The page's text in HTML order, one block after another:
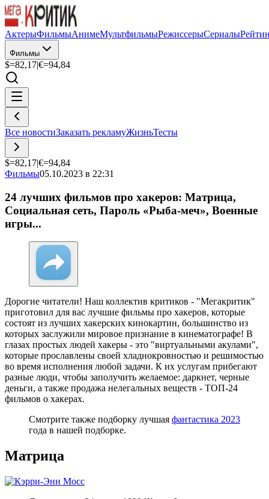
АктерыФильмыАнимеМультфильмыРежиссерыСериалы
Фильмы
$=82,17|€=94,84
Все новостиЗаказать рекламуЖизньТесты
$=82,17|€=94,84
Фильмы05.10.2023 в 22:31
24 лучших фильмов про хакеров: Матрица,
Социальная сеть, Пароль «Рыба-меч», Военные
игры...
Дорогие читатели! Наш коллектив критиков - "Мегакритик"
приготовил для вас лучшие фильмы про хакеров, которые
состоят из лучших хакерских кинокартин, большинство из
которых заслужили мировое признание в кинематографе! В
глазах простых людей хакеры - это "виртуальными акулами",
которые прославлены своей хладнокровностью и решимостью
во время исполнения любой задачи. К их услугам прибегают
разные люди, чтобы заполучить желаемое: даркнет, черные
деньги, а также продажа нелегальных веществ - ТОП-24
фильмов о хакерах.
Смотрите также подборку лучшая фантастика 2023
года в нашей подборке.
Матрица